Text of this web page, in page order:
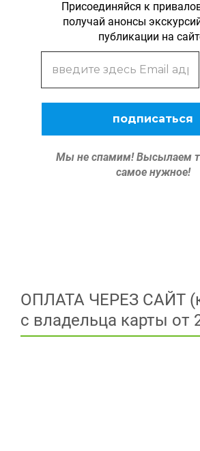
Присоединяйся к
получай анонсы
публикации на
Мы не спамим! Высылаем
самое нужное!
ОПЛАТА ЧЕРЕЗ САЙТ
с владельца карты от